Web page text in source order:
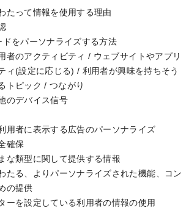
たって情報を使用する理由
をパーソナライズする方法
者のアクティビティ / ウェブサイトやアプリ
ィ(設定に応じる) / 利用者が興味を持ちそう
トピック / つながり
のデバイス信号
用者に表示する広告のパーソナライズ
確保
な類型に関して提供する情報
たる、よりパーソナライズされた機能、コン
の提供
ーを設定している利用者の情報の使用